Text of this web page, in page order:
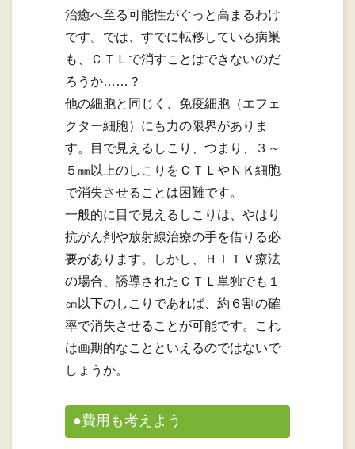
治癒へ至る可能性がぐっと高まるわけ
です。では、すでに転移している病巣
も、ＣＴＬで消すことはできないのだ
ろうか……？
他の細胞と同じく、免疫細胞（エフェ
クター細胞）にも力の限界がありま
す。目で見えるしこり、つまり、３～
５㎜以上のしこりをＣＴＬやＮＫ細胞
で消失させることは困難です。
一般的に目で見えるしこりは、やはり
抗がん剤や放射線治療の手を借りる必
要があります。しかし、ＨＩＴＶ療法
の場合、誘導されたＣＴＬ単独でも１
㎝以下のしこりであれば、約６割の確
率で消失させることが可能です。これ
は画期的なことといえるのではないで
しょうか。
●費用も考えよう